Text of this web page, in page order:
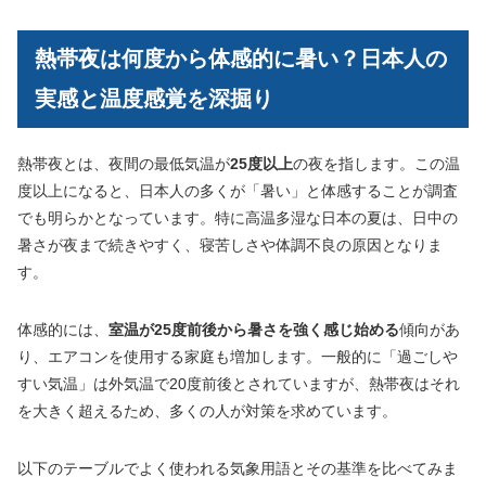
熱帯夜は何度から体感的に暑い？日本人の
実感と温度感覚を深掘り
熱帯夜とは、夜間の最低気温が25度以上の夜を指します。この温
度以上になると、日本人の多くが「暑い」と体感することが調査
でも明らかとなっています。特に高温多湿な日本の夏は、日中の
暑さが夜まで続きやすく、寝苦しさや体調不良の原因となりま
す。
体感的には、 室温が25度前後から暑さを強く感じ始める傾向があ
り、エアコンを使用する家庭も増加します。一般的に「過ごしや
すい気温」は外気温で20度前後とされていますが、熱帯夜はそれ
を大きく超えるため、多くの人が対策を求めています。
以下のテーブルでよく使われる気象用語とその基準を比べてみま